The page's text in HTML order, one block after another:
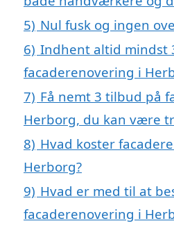
5) Nul fusk og ingen
6) Indhent altid mindst
facaderenovering i
7) Få nemt 3 tilbud på
Herborg, du kan være
8) Hvad koster
Herborg?
9) Hvad er med til at
facaderenovering i